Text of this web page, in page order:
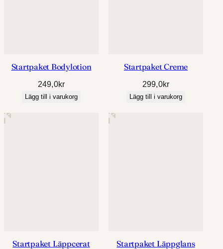
Startpaket Bodylotion
249,0kr
Lägg till i varukorg
Startpaket Creme
299,0kr
Lägg till i varukorg
Startpaket Läppcerat Startpaket Läppglans